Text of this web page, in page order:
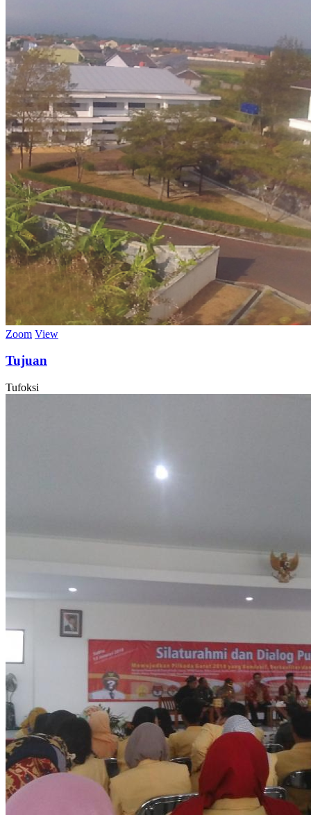
Zoom View
Tujuan
Tufoksi